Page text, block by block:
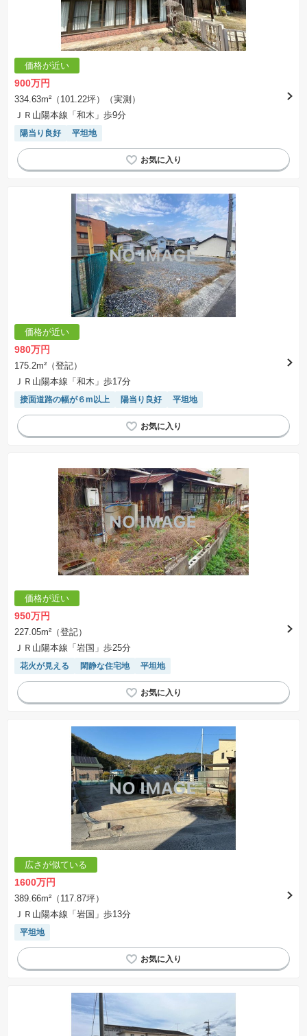
交渉期間が設定され、その期間内で希望を満たすプランが実現できたかどうかにより結論を出
します。なお、この期間は概ね3ヶ月程度とされています。納得のいくプランが出来ず、建築請
負契約が成立しない場合、土地売買契約は白紙に戻り、土地契約にかかった代金（土地代金、
手付金など）は名目のいかんに関わらず、全て返却されます。
※課税対象物件の「価格」や「費用等」は消費税込みの「総額表示」で統一しています。
※「本体価格」とは、課税対象物件においては「消費税を除いた建物価格」と「土地価格」の
合計額を指します。
表示されておりません。
※取引にかかる費用：物件の契約手続き、決済、引き渡し時にかかる費用を表示しています。
不動産会社によって表記有無が異なるため、ご自身で十分な確認をしていただくようにお願い
いたします。
場合があります。
価格が近い
900万円
334.63m²（101.22坪）（実測）
ＪＲ山陽本線「和木」歩9分
陽当り良好 平坦地
価格が近い
980万円
175.2m²（登記）
ＪＲ山陽本線「和木」歩17分
接面道路の幅が６m以上 陽当り良好 平坦地
価格が近い
950万円
227.05m²（登記）
ＪＲ山陽本線「岩国」歩25分
花火が見える 閑静な住宅地 平坦地
広さが似ている
1600万円
389.66m²（117.87坪）
ＪＲ山陽本線「岩国」歩13分
平坦地